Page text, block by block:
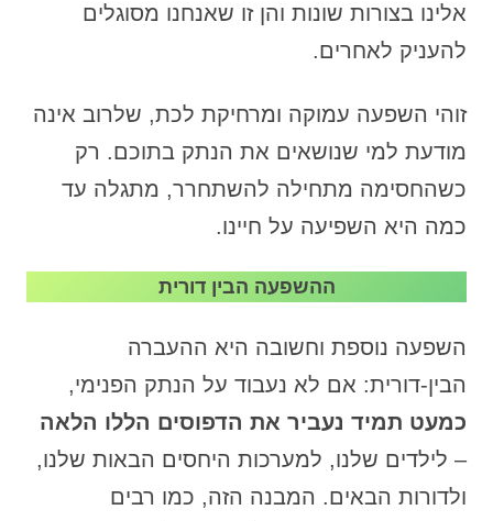
אלינו בצורות שונות והן זו שאנחנו מסוגלים
להעניק לאחרים.
זוהי השפעה עמוקה ומרחיקת לכת, שלרוב אינה
מודעת למי שנושאים את הנתק בתוכם. רק
כשהחסימה מתחילה להשתחרר, מתגלה עד
כמה היא השפיעה על חיינו.
ההשפעה הבין דורית
השפעה נוספת וחשובה היא ההעברה
הבין-דורית: אם לא נעבוד על הנתק הפנימי,
כמעט תמיד נעביר את הדפוסים הללו הלאה
– לילדים שלנו, למערכות היחסים הבאות שלנו,
ולדורות הבאים. המבנה הזה, כמו רבים